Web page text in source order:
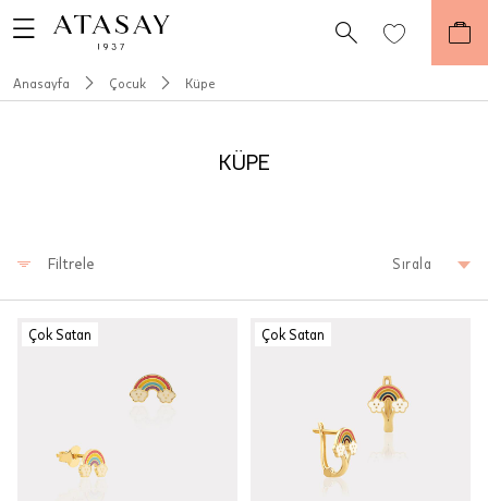
Anasayfa Çocuk Küpe
KÜPE
Filtrele Sırala
Çok Satan Çok Satan